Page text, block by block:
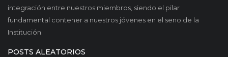
integración entre nuestros miembros, siendo el pilar
fundamental contener a nuestros jóvenes en el seno de la
Institución.
POSTS ALEATORIOS